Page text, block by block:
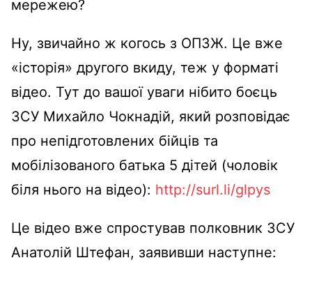
мережею?
Ну, звичайно ж когось з ОПЗЖ. Це вже
«історія» другого вкиду, теж у форматі
відео. Тут до вашої уваги нібито боєць
ЗСУ Михайло Чокнадій, який розповідає
про непідготовлених бійців та
мобілізованого батька 5 дітей (чоловік
біля нього на відео): http://surl.li/glpys
Це відео вже спростував полковник ЗСУ
Анатолій Штефан, заявивши наступне: